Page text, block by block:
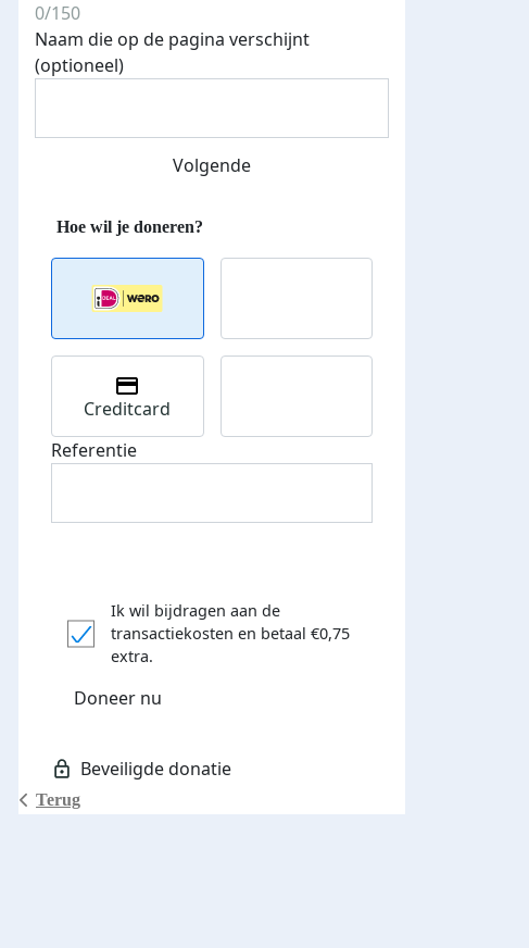
Donateurs bedankt
0/150
Naam die op de pagina verschijnt
(optioneel)
Volgende
Terug
Creditcard
Referentie
Ik wil bijdragen aan de
transactiekosten en betaal €0,75
extra.
Doneer nu